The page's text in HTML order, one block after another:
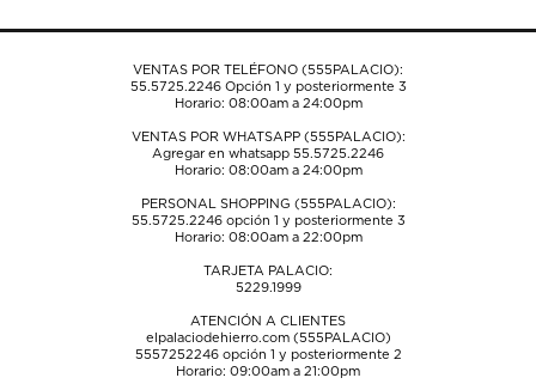
envío.envío.envío.envío.envío.
VENTAS POR TELÉFONO (555PALACIO):
55.5725.2246Opción 1 y posteriormente 3
Horario: 08:00am a 24:00pm
VENTAS POR WHATSAPP (555PALACIO):
Agregar en whatsapp 55.5725.2246
Horario: 08:00am a 24:00pm
PERSONAL SHOPPING (555PALACIO):
55.5725.2246opción 1 y posteriormente 3
Horario: 08:00am a 22:00pm
TARJETA PALACIO:
5229.1999
ATENCIÓN A CLIENTES
elpalaciodehierro.com (555PALACIO)
5557252246opción 1 y posteriormente 2
Horario: 09:00am a 21:00pm